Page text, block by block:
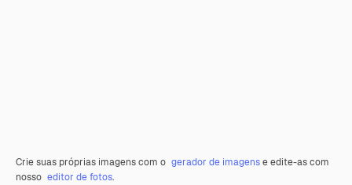
Crie suas próprias imagens com o gerador de imagense edite-as com
nosso editor de fotos.